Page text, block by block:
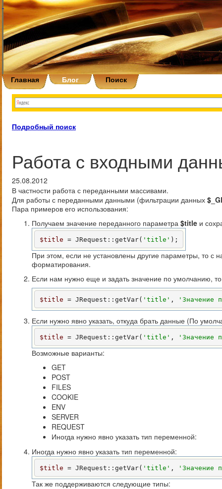
Главная Блог Поиск
Подробный поиск
Работа с входными
25.08.2012
В частности работа с переданными массивами.
Для работы с переданными данными (фильтрации данных
Пара примеров его использования:
Получаем значение переданного параметра $title и
$title = JRequest::getVar( 'title' );
При этом, если не установлены другие параметры, то с
форматирования.
Если нам нужно еще и задать значение по умолчанию,
$title = JRequest::getVar( 'title' , 'Значение
Если нужно явно указать, откуда брать данные (По
$title = JRequest::getVar( 'title' , 'Значение
Возможные варианты:
GET
POST
FILES
COOKIE
ENV
SERVER
REQUEST
Иногда нужно явно указать тип переменной:
Иногда нужно явно указать тип переменной:
$title = JRequest::getVar( 'title' , 'Значение
Так же поддерживаются следующие типы: